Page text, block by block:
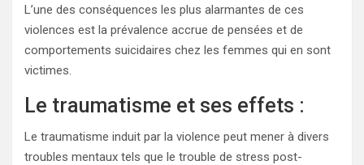
L’une des conséquences les plus alarmantes de ces
violences est la prévalence accrue de pensées et de
comportements suicidaires chez les femmes qui en sont
victimes.
Le traumatisme et ses effets :
Le traumatisme induit par la violence peut mener à divers
troubles mentaux tels que le trouble de stress post-